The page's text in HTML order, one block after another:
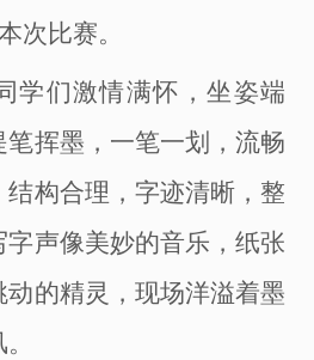
次比赛。
学们激情满怀，坐姿端
挥墨，一笔一划，流畅
结构合理，字迹清晰，整
声像美妙的音乐，纸张
的精灵，现场洋溢着墨